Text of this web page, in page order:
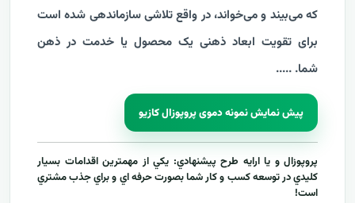
که می‌بیند و می‌خواند، در واقع تلاشی سازماندهی شده است
برای تقویت ابعاد ذهنی یک محصول یا خدمت در ذهن
شما. .
....
پیش نمایش نمونه دموی پروپوزال کازیو
پروپوزال و يا ارايه طرح پيشنهادي: يکي از مهمترين اقدامات بسيار
کليدي در توسعه کسب و کار شما بصورت حرفه اي و براي جذب مشتري
است!